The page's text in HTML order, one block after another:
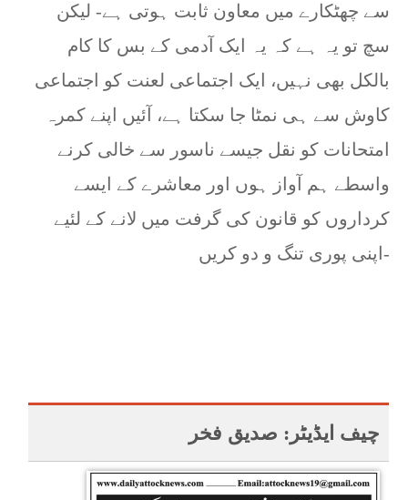
سے چھٹکارے میں معاون ثابت ہوتی ہے- لیکن
سچ تو یہ ہے کہ یہ ایک آدمی کے بس کا کام
بالکل بھی نہیں، ایک اجتماعی لعنت کو اجتماعی
کاوش سے ہی نمٹا جا سکتا ہے، آئیں اپنے کمرہ
امتحانات کو نقل جیسے ناسور سے خالی کرنے
واسطے ہم آواز ہوں اور معاشرے کے ایسے
کرداروں کو قانون کی گرفت میں لانے کے لئیے
اپنی پوری تنگ و دو کریں-
چیف ایڈیٹر: صدیق فخر